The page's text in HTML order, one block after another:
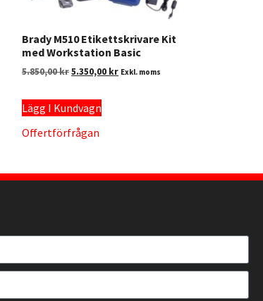
Brady M510 Etikettskrivare Kit
med Workstation Basic
5.850,00kr5.350,00 kr Exkl. moms
Lägg I Kundvagn
Offertförfrågan